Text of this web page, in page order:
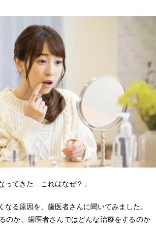
ってきた…これはなぜ？」
なる原因を、歯医者さんに聞いてみました。
のか、歯医者さんではどんな治療をするのか